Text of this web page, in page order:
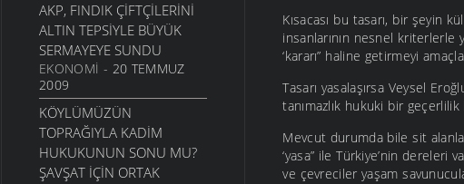
AKP, FINDIK ÇIFTÇILERINI
ALTIN TEPSIYLE BÜYÜK
SERMAYEYE SUNDU
EKONOMI - 20 TEMMUZ
2009
KÖYLÜMÜZÜN
TOPRAĞIYLA KADIM
HUKUKUNUN SONU MU?
ŞAVŞAT IÇIN ORTAK
Kısacası bu tasarı, bir şeyin
insanlarının nesnel kriterlerle
‘kararı” haline getirmeyi
Tasarı yasalaşırsa Veysel
tanımazlık hukuki bir geçerlilik
Mevcut durumda bile sit
‘yasa” ile Türkiye’nin dereleri
ve çevreciler yaşam